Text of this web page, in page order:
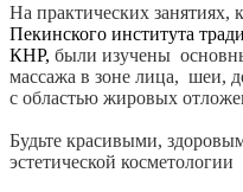
На практических
Пекинского института
КНР, были изучены
массажа в зоне лица, шеи,
с областью жировых
Будьте красивыми,
эстетической